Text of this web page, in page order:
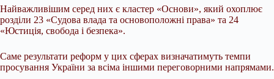
Найважливішим серед них є кластер «Основи», який охоплює
розділи 23 «Судова влада та основоположні права» та 24
«Юстиція, свобода і безпека».
Саме результати реформ у цих сферах визначатимуть темпи
просування України за всіма іншими переговорними напрямами.